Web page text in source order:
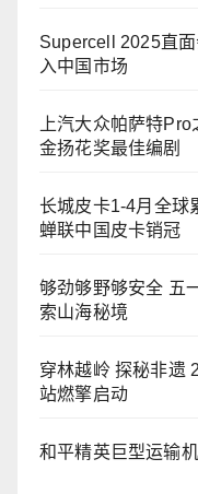
Supercell 2025直
入中国市场
上汽大众帕萨特
金扬花奖最佳编剧
长城皮卡1-4月全球
蝉联中国皮卡销冠
够劲够野够安全 五
索山海秘境
穿林越岭 探秘非遗
站燃擎启动
和平精英巨型运输